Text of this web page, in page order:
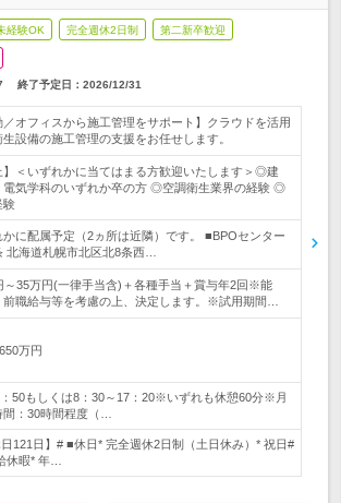
経験OK 完全週休2日制 第二新卒歓迎
終了予定日： 2026/12/31
／オフィスから施工管理をサポート】クラウドを活用
生設備の施工管理の支援をお任せします。
】＜いずれかに当てはまる方歓迎いたします＞◎建
電気学科のいずれか卒の方 ◎空調衛生業界の経験 ◎
験
かに配属予定（2ヵ所は近隣）です。 ■BPOセンター
北海道札幌市北区北8条西…
～35万円(一律手当含)＋各種手当＋賞与年2回※能
前職給与等を考慮の上、決定します。※試用期間…
万円
50もしくは8：30～17：20※いずれも休憩60分※月
：30時間程度（…
121日】# ■休日* 完全週休2日制（土日休み）* 祝日#
休暇* 年…